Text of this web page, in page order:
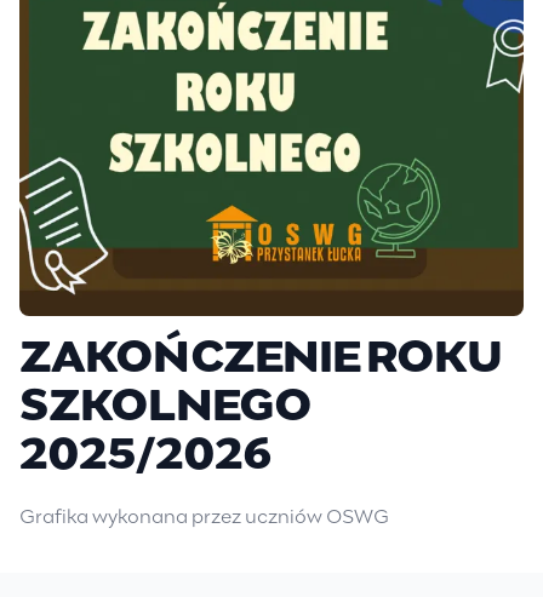
ZAKOŃCZENIE ROKU
SZKOLNEGO
2025/2026
Grafika wykonana przez uczniów OSWG